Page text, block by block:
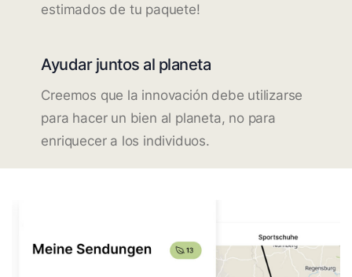
estimados de tu paquete!
Ayudar juntos al planeta
Creemos que la innovación debe utilizarse
para hacer un bien al planeta, no para
enriquecer a los individuos.